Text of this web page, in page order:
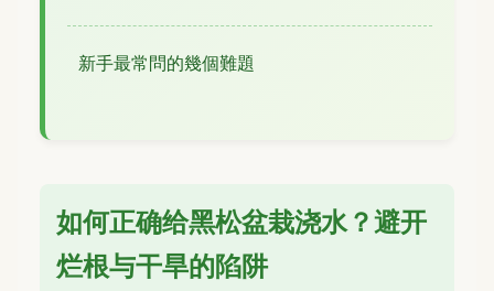
新手最常問的幾個難題
如何正确给黑松盆栽浇水？避开
烂根与干旱的陷阱